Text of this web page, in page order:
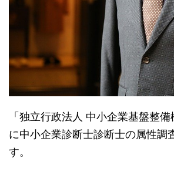
「独立行政法人 中小企業基盤整
に中小企業診断士診断士の属性調
す。